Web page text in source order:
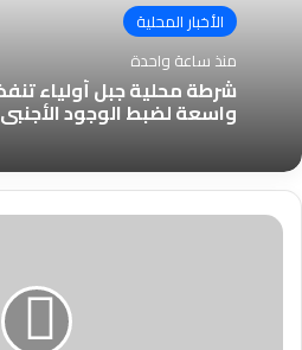
الأخبار المحلية
منذ ساعة واحدة
شرطة محلية جبل أولياء
واسعة لضبط الوجود الأجنبي وتضبط
والي